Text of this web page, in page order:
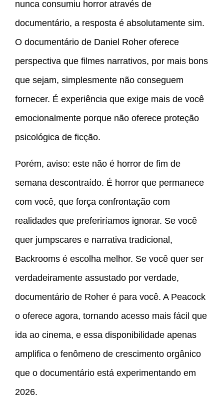
nunca consumiu horror através de
documentário, a resposta é absolutamente sim.
O documentário de Daniel Roher oferece
perspectiva que filmes narrativos, por mais bons
que sejam, simplesmente não conseguem
fornecer. É experiência que exige mais de você
emocionalmente porque não oferece proteção
psicológica de ficção.
Porém, aviso: este não é horror de fim de
semana descontraído. É horror que permanece
com você, que força confrontação com
realidades que preferiríamos ignorar. Se você
quer jumpscares e narrativa tradicional,
Backrooms é escolha melhor. Se você quer ser
verdadeiramente assustado por verdade,
documentário de Roher é para você. A Peacock
o oferece agora, tornando acesso mais fácil que
ida ao cinema, e essa disponibilidade apenas
amplifica o fenômeno de crescimento orgânico
que o documentário está experimentando em
2026.